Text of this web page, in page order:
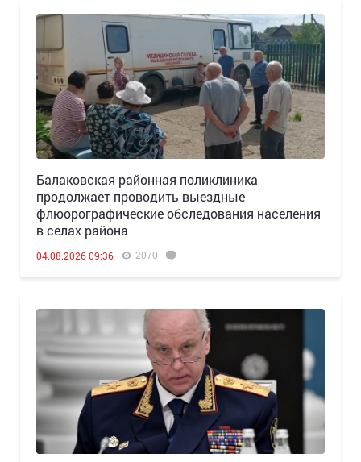
Балаковская районная поликлиника
продолжает проводить выездные
флюорографические обследования населения
в селах района
04.08.2026 09:36 2070